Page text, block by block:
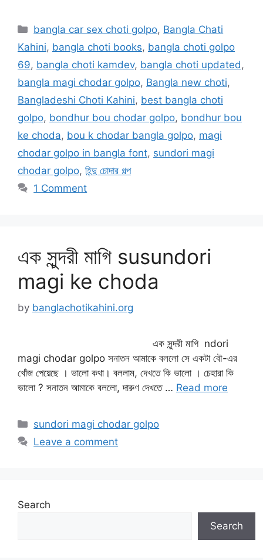
Categories
bangla car sex choti golpo, Bangla Chati
Kahini, bangla choti books, bangla choti golpo
69, bangla choti kamdev, bangla choti updated,
bangla magi chodar golpo, Bangla new choti,
Bangladeshi Choti Kahini, best bangla choti
golpo, bondhur bou chodar golpo, bondhur bou
ke choda, bou k chodar bangla golpo, magi
chodar golpo in bangla font, sundori magi
chodar golpo, হিন্দু চোদার গল্প
1 Comment
এক সুন্দরী মাগি susundori
magi ke choda
by banglachotikahini.org
এক সুন্দরী মাগি ndori
magi chodar golpo সনাতন আমাকে বললো সে একটা বৌ-এর
খোঁজ পেয়েছে । ভালো কথা। বললাম, দেখতে কি ভালো । চেহারা কি
ভালো ? সনাতন আমাকে বললো, দারুণ দেখতে … Read more
Categories
sundori magi chodar golpo
Leave a comment
Search
Search